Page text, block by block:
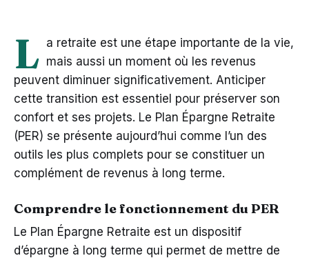
L a retraite est une étape importante de la vie,
mais aussi un moment où les revenus
peuvent diminuer significativement. Anticiper
cette transition est essentiel pour préserver son
confort et ses projets. Le Plan Épargne Retraite
(PER) se présente aujourd’hui comme l’un des
outils les plus complets pour se constituer un
complément de revenus à long terme.
Comprendre le fonctionnement du PER
Le Plan Épargne Retraite est un dispositif
d’épargne à long terme qui permet de mettre de